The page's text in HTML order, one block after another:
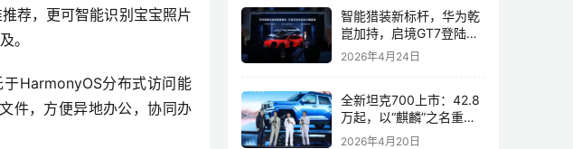
荐，更可智能识别宝宝照片
。
HarmonyOS分布式访问能
件，方便异地办公，协同办
智能猎装新标杆，华为乾
崑加持，启境GT7登陆
2026北京车展
2026年4月24日
全新坦克700上市：42.8
万起，以“麒麟”之名重塑
全域豪华
2026年4月20日